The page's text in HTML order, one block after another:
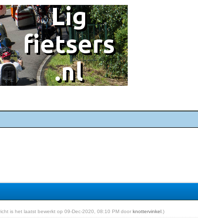
is het laatst bewerkt op 09-Dec-2020, 08:10 PM doorknottervinkel .)